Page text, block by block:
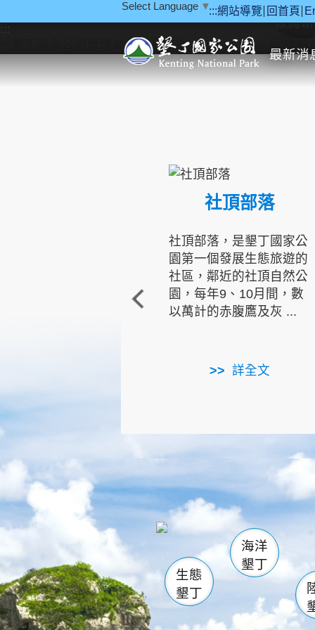
:::網站導覽 回首頁
Select Language ▼
最新消
::: 教育
社頂部落
社頂部落，是墾丁國家公
園第一個發展生態旅遊的
社區，鄰近的社頂自然公
園，每年9、10月間，數
以萬計的赤腹鷹及灰 ...
詳全文
龜山 海生館
恆春
龍鑾潭自
瓊麻館
關山
白砂
生態
墾丁
海洋
墾丁